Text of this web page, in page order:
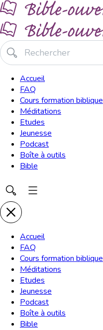
Accueil
FAQ
Cours formation biblique
Méditations
Etudes
Jeunesse
Podcast
Boîte à outils
Bible
Accueil
FAQ
Cours formation biblique
Méditations
Etudes
Jeunesse
Podcast
Boîte à outils
Bible